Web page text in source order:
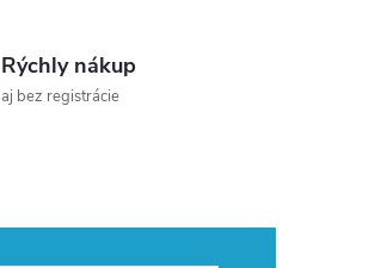
Rýchly nákup
aj bez registrácie